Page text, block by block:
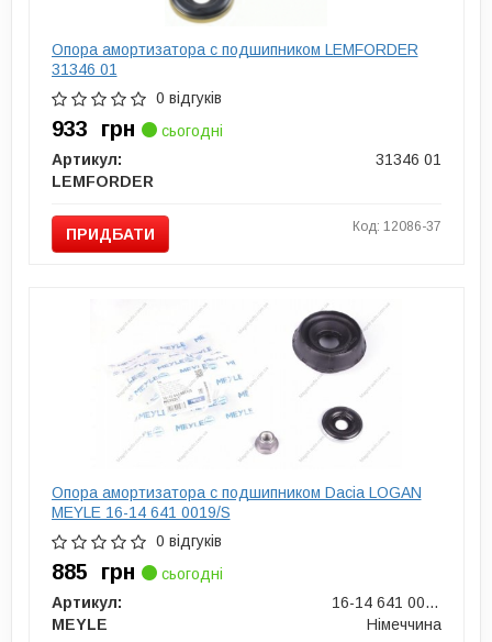
Опора амортизатора с подшипником LEMFORDER
31346 01
0 відгуків
933 грн
сьогодні
Артикул:
31346 01
LEMFORDER
ПРИДБАТИ Код: 12086-37
Опора амортизатора с подшипником Dacia LOGAN
MEYLE 16-14 641 0019/S
0 відгуків
885 грн
сьогодні
Артикул:
16-14 641 0019/S
MEYLE
Німеччина